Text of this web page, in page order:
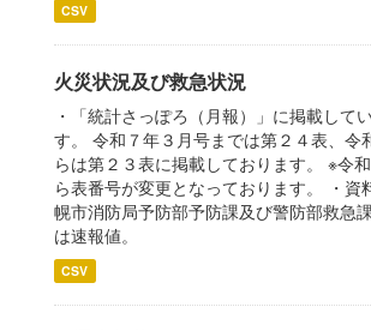
CSV
火災状況及び救急状況
・「統計さっぽろ（月報）」に掲載して
す。 令和７年３月号までは第２４表、令
らは第２３表に掲載しております。 ※令
ら表番号が変更となっております。 ・資
幌市消防局予防部予防課及び警防部救急
は速報値。
CSV